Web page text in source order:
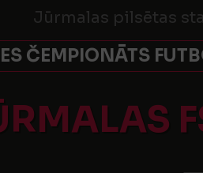
Jūrmalas pilsētas
ČEMPIONĀTS